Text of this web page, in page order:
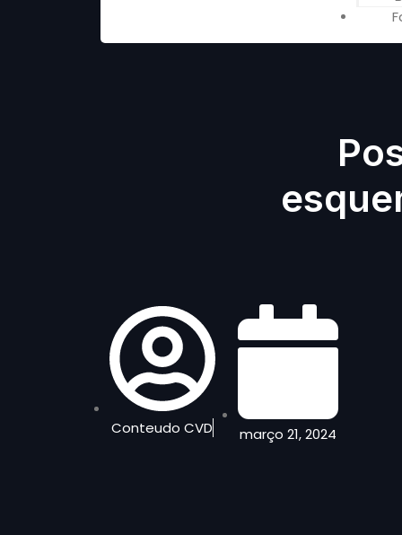
Conteudo CVD março 21, 2024